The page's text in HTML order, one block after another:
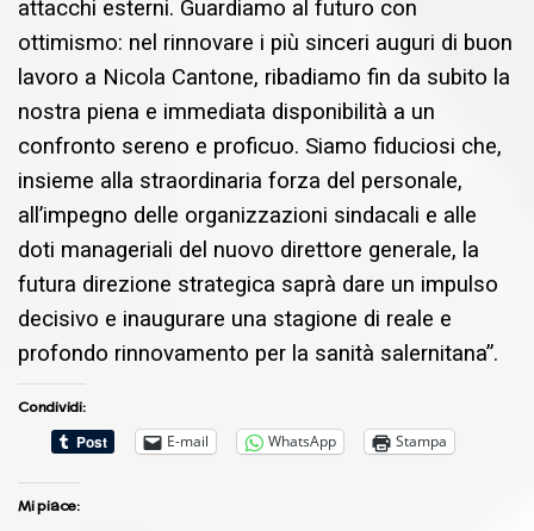
attacchi esterni. Guardiamo al futuro con
ottimismo: nel rinnovare i più sinceri auguri di buon
lavoro a Nicola Cantone, ribadiamo fin da subito la
nostra piena e immediata disponibilità a un
confronto sereno e proficuo. Siamo fiduciosi che,
insieme alla straordinaria forza del personale,
all’impegno delle organizzazioni sindacali e alle
doti manageriali del nuovo direttore generale, la
futura direzione strategica saprà dare un impulso
decisivo e inaugurare una stagione di reale e
profondo rinnovamento per la sanità salernitana”.
Condividi:
E-mail
WhatsApp Stampa
Mi piace: